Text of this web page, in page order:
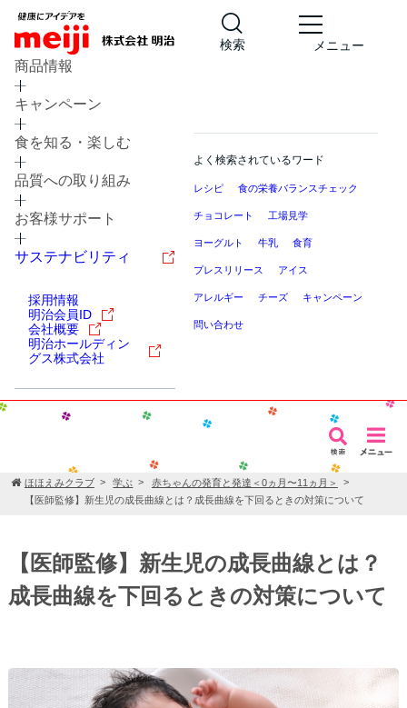
検索 メニュー
商品情報
キャンペーン
食を知る・楽しむ
品質への取り組み
お客様サポート
サステナビリティ
採用情報
明治会員ID
会社概要
明治ホールディン
グス株式会社
よく検索されているワード
レシピ 食の栄養バランスチェック
チョコレート 工場見学
ヨーグルト 牛乳 食育
プレスリリース アイス
アレルギー チーズ キャンペーン
問い合わせ
ほほえみクラブ 学ぶ
赤ちゃんの発育と発達＜0ヵ月〜11ヵ月＞
【医師監修】新生児の成長曲線とは？成長曲線を下回るときの対策について
【医師監修】新生児の成長曲線とは？
成長曲線を下回るときの対策について